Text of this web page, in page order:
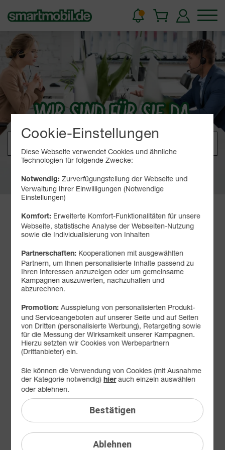
WIR SIND FÜR SIE DA
Service-PIN Rechnung
Vollmacht SIM-Karte
Auslandsverbindungen
DSL Netz
Kündigung
Zur Kontaktaufnahme
Cookie-Einstellungen
Diese Webseite verwendet Cookies und ähnliche
Technologien für folgende Zwecke:
Notwendig: Zurverfügungstellung der Webseite und
Verwaltung Ihrer Einwilligungen (Notwendige
Einstellungen)
Komfort: Erweiterte Komfort-Funktionalitäten für unsere
Webseite, statistische Analyse der Webseiten-Nutzung
sowie die Individualisierung von Inhalten
Partnerschaften: Kooperationen mit ausgewählten
Partnern, um Ihnen personalisierte Inhalte passend zu
Ihren Interessen anzuzeigen oder um gemeinsame
Kampagnen auszuwerten, nachzuhalten und
abzurechnen.
Promotion: Ausspielung von personalisierten Produkt-
und Serviceangeboten auf unserer Seite und auf Seiten
von Dritten (personalisierte Werbung), Retargeting sowie
für die Messung der Wirksamkeit unserer Kampagnen.
Hierzu setzten wir Cookies von Werbepartnern
(Drittanbieter) ein.
Ablehnen
Sie können die Verwendung von Cookies (mit Ausnahme
der Kategorie notwendig)hierauch einzeln auswählen
oder ablehnen.
Bestätigen